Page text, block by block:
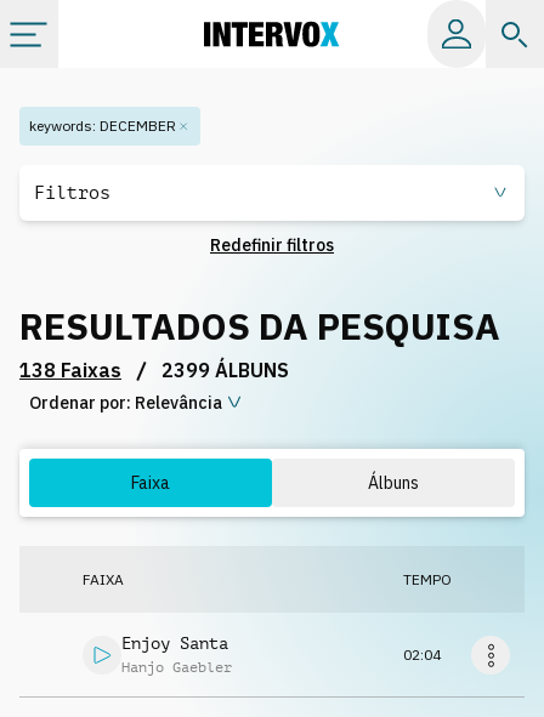
Tópicos
Playlists
Licença
keywords: DECEMBER
Filtros
Redefinir filtros
RESULTADOS DA PESQUISA
138 Faixas / 2399 ÁLBUNS
Ordenar por: Relevância
Faixa Álbuns
FAIXA TEMPO
Enjoy Santa
Hanjo Gaebler
02:04